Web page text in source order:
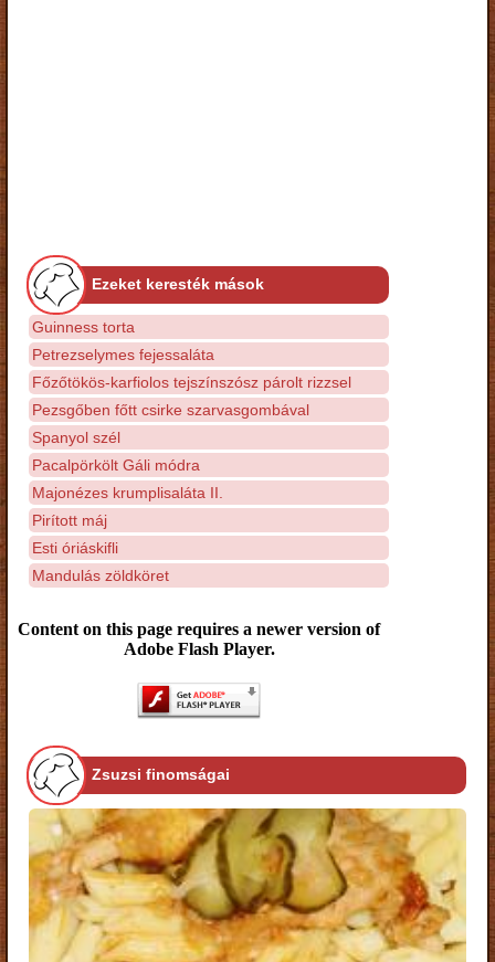
Ezeket keresték mások
Guinness torta
Petrezselymes fejessaláta
Főzőtökös-karfiolos tejszínszósz párolt rizzsel
Pezsgőben főtt csirke szarvasgombával
Spanyol szél
Pacalpörkölt Gáli módra
Majonézes krumplisaláta II.
Pirított máj
Esti óriáskifli
Mandulás zöldköret
Content on this page requires a newer version of
Adobe Flash Player.
Zsuzsi finomságai